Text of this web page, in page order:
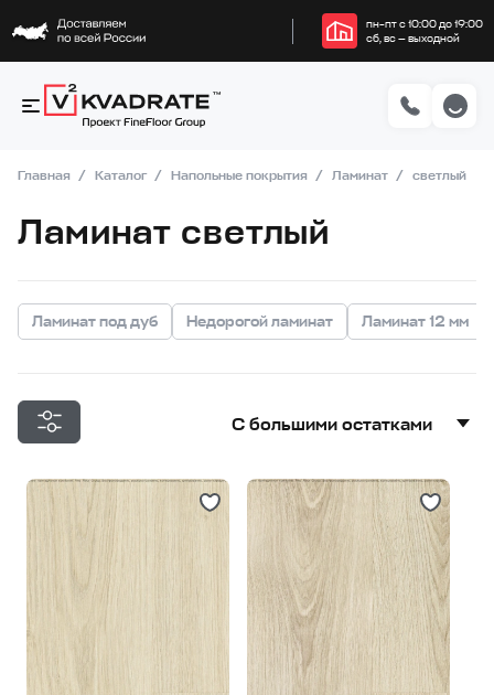
пн–пт с 10:00 до 19:00
сб, вс — выходной
Главная Каталог Напольные покрытия Ламинат светлый
Ламинат светлый
Ламинат под дуб Недорогой ламинат Ламинат 12 мм
С большими остатками
Дешевле
Дороже